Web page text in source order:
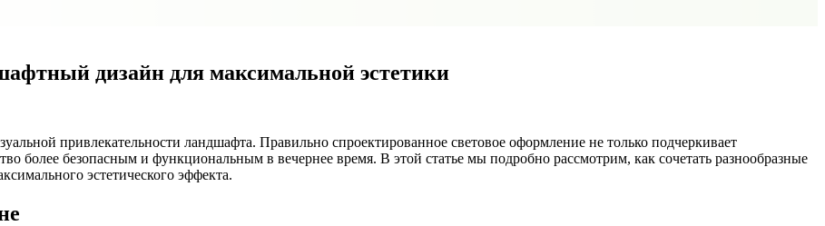
дизайн для максимальной эстетики
привлекательности ландшафта. Правильно спроектированное световое оформление не только подчеркивает
более безопасным и функциональным в вечернее время. В этой статье мы подробно рассмотрим, как сочетать разнообразные
эстетического эффекта.